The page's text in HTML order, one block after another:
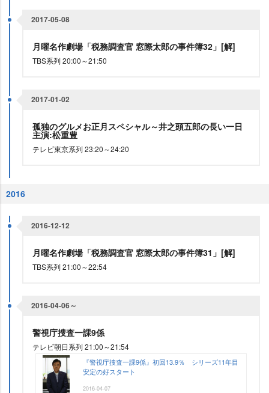
2017-05-08
月曜名作劇場「税務調査官 窓際太郎の事件簿32」[解]
TBS系列 20:00～21:50
2017-01-02
孤独のグルメお正月スペシャル～井之頭五郎の長い一日
主演:松重豊
テレビ東京系列 23:20～24:20
2016
2016-12-12
月曜名作劇場「税務調査官 窓際太郎の事件簿31」[解]
TBS系列 21:00～22:54
2016-04-06～
警視庁捜査一課9係
テレビ朝日系列 21:00～21:54
『警視庁捜査一課9係』初回13.9％ シリーズ11年目
安定の好スタート
2016-04-07